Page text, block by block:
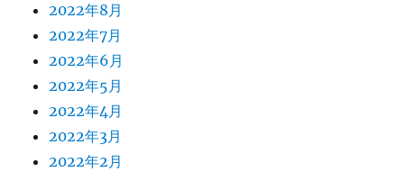
2022年8月
2022年7月
2022年6月
2022年5月
2022年4月
2022年3月
2022年2月